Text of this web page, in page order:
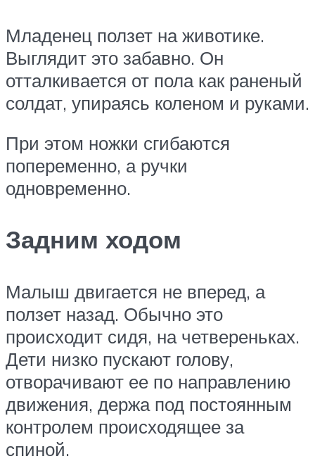
Младенец ползет на животике.
Выглядит это забавно. Он
отталкивается от пола как раненый
солдат, упираясь коленом и руками.
При этом ножки сгибаются
попеременно, а ручки
одновременно.
Задним ходом
Малыш двигается не вперед, а
ползет назад. Обычно это
происходит сидя, на четвереньках.
Дети низко пускают голову,
отворачивают ее по направлению
движения, держа под постоянным
контролем происходящее за
спиной.